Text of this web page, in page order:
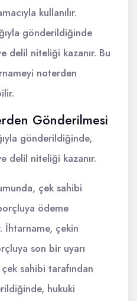
kullanılır.
gönderildiğinde
delil niteliği kazanır. Bu
noterden
Gönderilmesi
gönderildiğinde,
delil niteliği kazanır.
çek sahibi
ödeme
İhtarname, çekin
son bir uyarı
sahibi tarafından
hukuki